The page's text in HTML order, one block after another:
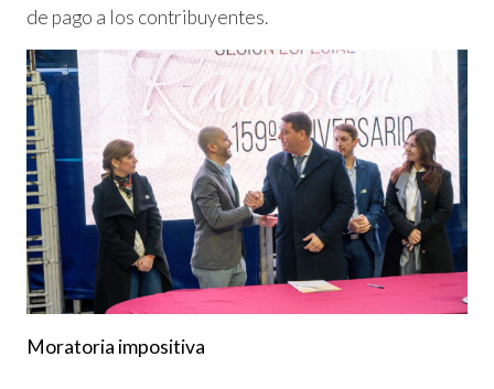
de pago a los contribuyentes.
Moratoria impositiva